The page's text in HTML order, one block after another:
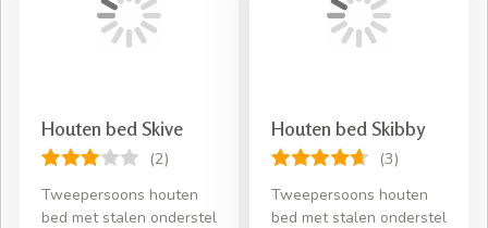
Houten bed Skive
(2)
Tweepersoons houten
bed met stalen onderstel
Houten bed Skibby
(3)
Tweepersoons houten
bed met stalen onderstel